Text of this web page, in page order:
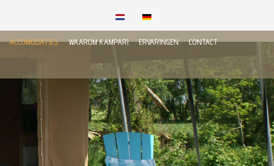
ACCOMODATIES WAAROM KAMPARI ERVARINGEN CONTACT